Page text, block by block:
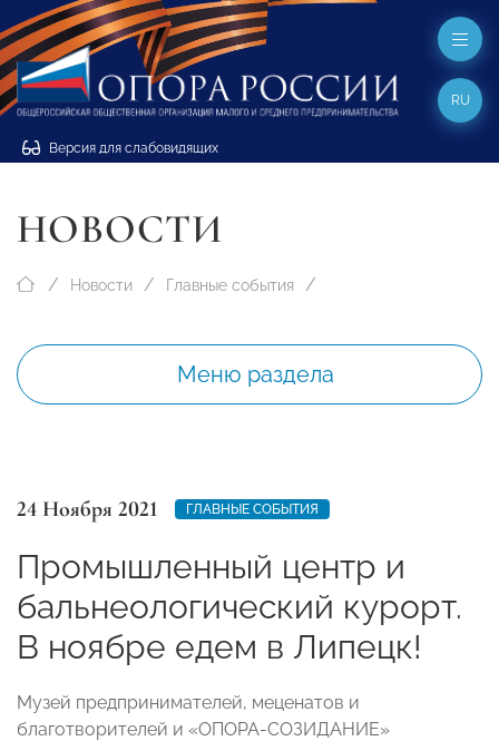
Версия для слабовидящих
RU
НОВОСТИ
Новости Главные события
Меню раздела
24 Ноября 2021 ГЛАВНЫЕ СОБЫТИЯ
Промышленный центр и
бальнеологический курорт.
В ноябре едем в Липецк!
Музей предпринимателей, меценатов и
благотворителей и «ОПОРА-СОЗИДАНИЕ»